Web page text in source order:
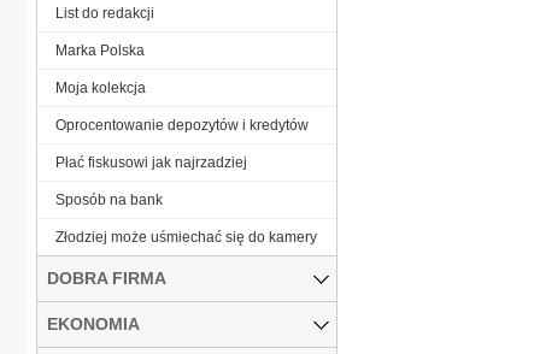
List do redakcji
Marka Polska
Moja kolekcja
Oprocentowanie depozytów i kredytów
Płać fiskusowi jak najrzadziej
Sposób na bank
Złodziej może uśmiechać się do kamery
DOBRA FIRMA
EKONOMIA